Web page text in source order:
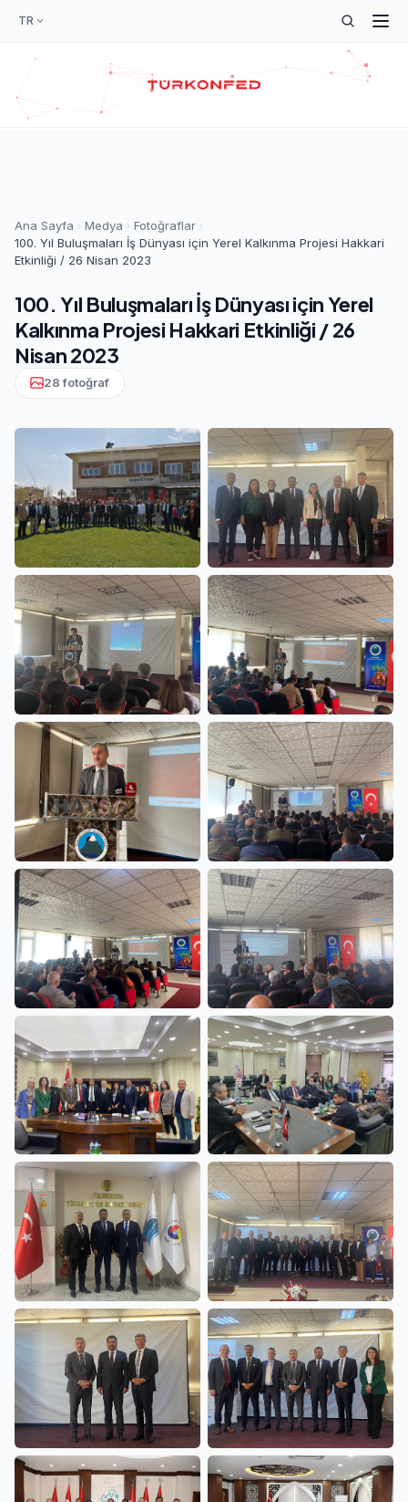
TR
Ana Sayfa Medya
Fotoğraflar
100. Yıl Buluşmaları İş Dünyası için Yerel Kalkınma Projesi Hakkari
Etkinliği / 26 Nisan 2023
100. Yıl Buluşmaları İş Dünyası için Yerel
Kalkınma Projesi Hakkari Etkinliği / 26
Nisan 2023
28 fotoğraf